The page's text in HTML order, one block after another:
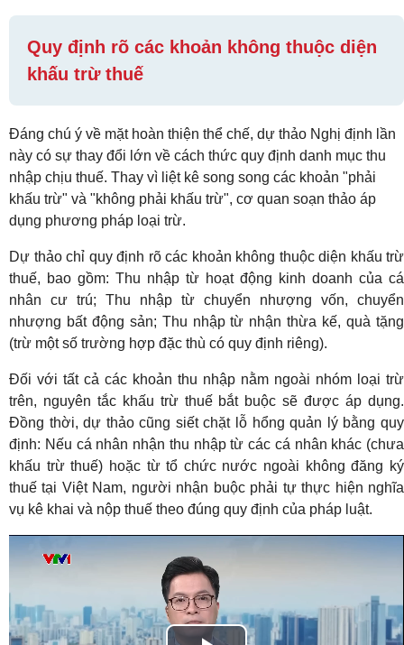
Quy định rõ các khoản không thuộc diện
khấu trừ thuế
Đáng chú ý về mặt hoàn thiện thể chế, dự thảo Nghị định lần
này có sự thay đổi lớn về cách thức quy định danh mục thu
nhập chịu thuế. Thay vì liệt kê song song các khoản "phải
khấu trừ" và "không phải khấu trừ", cơ quan soạn thảo áp
dụng phương pháp loại trừ.
Dự thảo chỉ quy định rõ các khoản không thuộc diện khấu trừ
thuế, bao gồm: Thu nhập từ hoạt động kinh doanh của cá
nhân cư trú; Thu nhập từ chuyển nhượng vốn, chuyển
nhượng bất động sản; Thu nhập từ nhận thừa kế, quà tặng
(trừ một số trường hợp đặc thù có quy định riêng).
Đối với tất cả các khoản thu nhập nằm ngoài nhóm loại trừ
trên, nguyên tắc khấu trừ thuế bắt buộc sẽ được áp dụng.
Đồng thời, dự thảo cũng siết chặt lỗ hổng quản lý bằng quy
định: Nếu cá nhân nhận thu nhập từ các cá nhân khác (chưa
khấu trừ thuế) hoặc từ tổ chức nước ngoài không đăng ký
thuế tại Việt Nam, người nhận buộc phải tự thực hiện nghĩa
vụ kê khai và nộp thuế theo đúng quy định của pháp luật.